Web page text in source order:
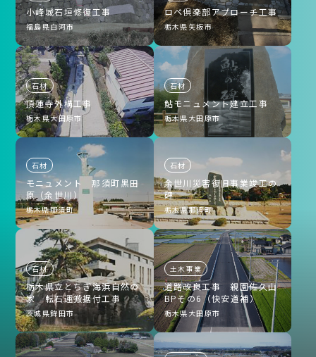
小峰城石垣修復工事
福島県白河市
ロペ倶楽部アプローチ工事
栃木県矢板市
石材
頂蓮寺外構工事
栃木県大田原市
石材
鮎モニュメント建立工事
栃木県大田原市
石材
モニュメント 那須町黒田
原（余世川）
栃木県那須町
石材
余世川災害復旧事業竣工の
碑
栃木県那須町
石材
栃木県立とちぎ海浜自然の
家 転石運搬据付工事
茨城県鉾田市
土木事業
道路改良工事 親園佐久山
BPその6（快安道補）
栃木県大田原市